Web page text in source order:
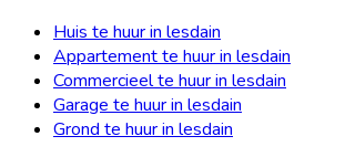
Huis te huur in lesdain
Appartement te huur in lesdain
Commercieel te huur in lesdain
Garage te huur in lesdain
Grond te huur in lesdain